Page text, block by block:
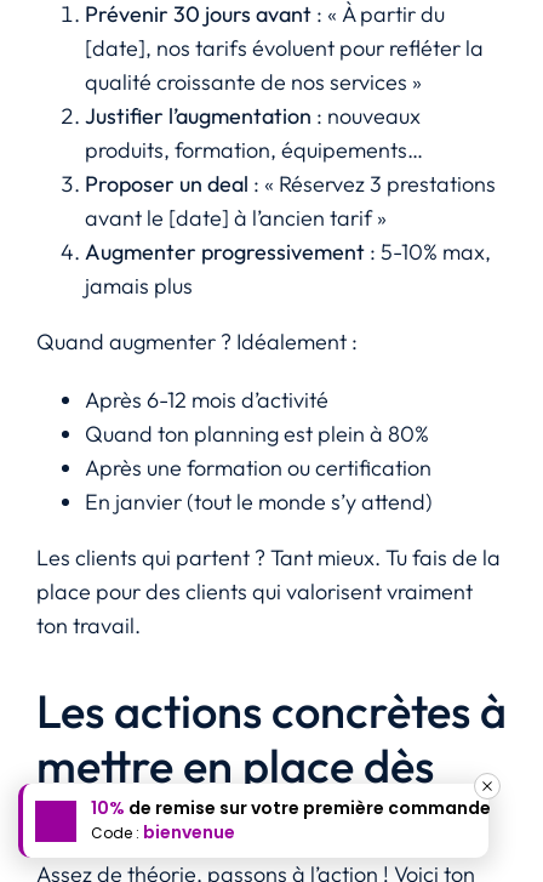
Prévenir 30 jours avant: « À partir du
[date], nos tarifs évoluent pour refléter la
qualité croissante de nos services »
Justifier l’augmentation : nouveaux
produits, formation, équipements…
Proposer un deal : « Réservez 3 prestations
avant le [date] à l’ancien tarif »
Augmenter progressivement: 5-10% max,
jamais plus
Quand augmenter ? Idéalement :
Après 6-12 mois d’activité
Quand ton planning est plein à 80%
Après une formation ou certification
En janvier (tout le monde s’y attend)
Les clients qui partent ? Tant mieux. Tu fais de la
place pour des clients qui valorisent vraiment
ton travail.
Les actions concrètes à
mettre en place dès
maintenant
Assez de théorie, passons à l’action ! Voici ton
10% de remise sur votre première commande
Code : bienvenue